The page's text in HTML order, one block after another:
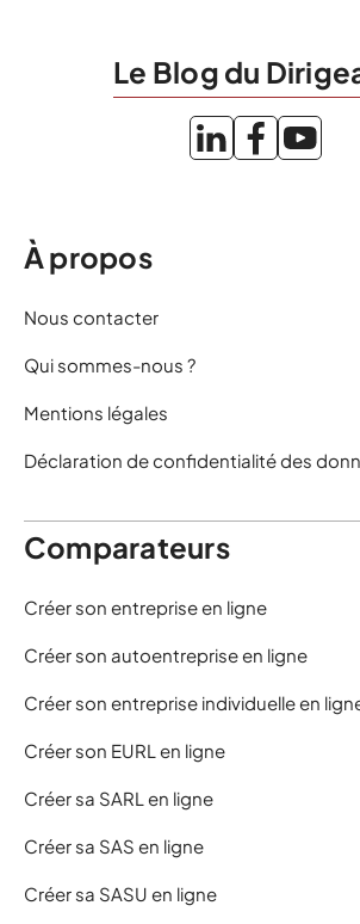
Le Blog du
À propos
Nous contacter
Qui sommes-nous ?
Mentions légales
Déclaration de confidentialité des
Comparateurs
Créer son entreprise en ligne
Créer son autoentreprise en ligne
Créer son entreprise individuelle en
Créer son EURL en ligne
Créer sa SARL en ligne
Créer sa SAS en ligne
Créer sa SASU en ligne